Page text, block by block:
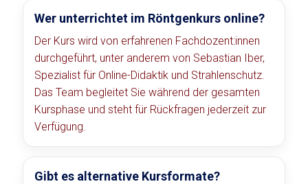
Wer unterrichtet im Röntgenkurs online?
Der Kurs wird von erfahrenen Fachdozent:innen
durchgeführt, unter anderem von Sebastian Iber,
Spezialist für Online-Didaktik und Strahlenschutz.
Das Team begleitet Sie während der gesamten
Kursphase und steht für Rückfragen jederzeit zur
Verfügung.
Gibt es alternative Kursformate?